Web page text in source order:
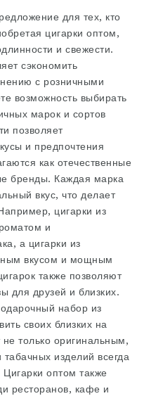
для тех, кто
цигарки оптом,
и свежести.
сэкономить
с розничными
возможность выбирать
марок и сортов
позволяет
и предпочтения
как отечественные
бренды. Каждая марка
вкус, что делает
цигарки из
и
а цигарки из
вкусом и мощным
также позволяют
для друзей и близких.
набор из
своих близких на
только оригинальным,
изделий всегда
Цигарки оптом также
ресторанов, кафе и